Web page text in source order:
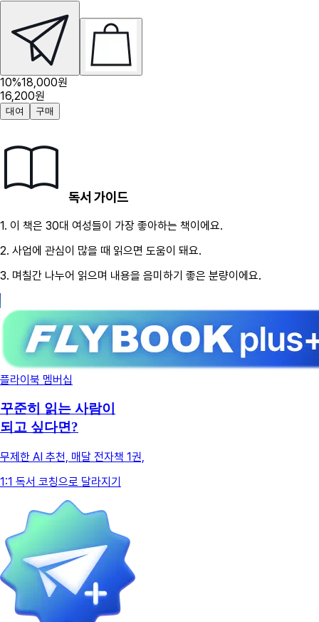
10%18,000원
16,200원
대여 구매
독서 가이드
1. 이 책은 30대 여성들이 가장 좋아하는 책이에요.
2. 사업에 관심이 많을 때 읽으면 도움이 돼요.
3. 며칠간 나누어 읽으며 내용을 음미하기 좋은 분량이에요.
플라이북 멤버십
꾸준히 읽는 사람이
되고 싶다면?
무제한 AI 추천, 매달 전자책 1권,
1:1 독서 코칭으로 달라지기